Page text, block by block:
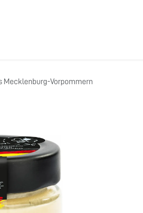
Mecklenburg-Vorpommern